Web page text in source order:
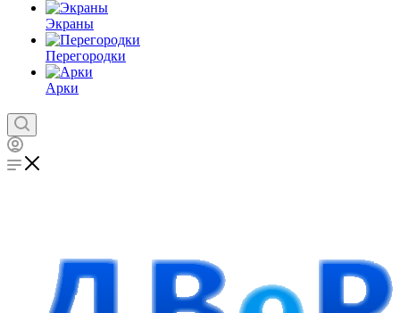
Экраны
Перегородки
Арки